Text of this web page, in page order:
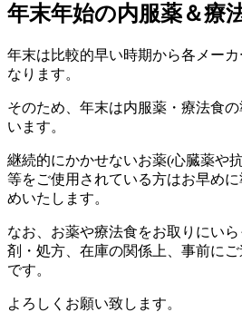
年末年始の内服薬＆療
年末は比較的早い時期から各メー
なります。
そのため、年末は内服薬・療法食
います。
継続的にかかせないお薬(心臓薬や
等をご使用されている方はお早め
めいたします。
なお、お薬や療法食をお取りにい
剤・処方、在庫の関係上、事前に
です。
よろしくお願い致します。